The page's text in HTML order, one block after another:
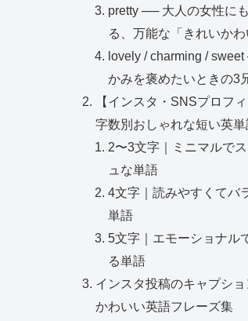
pretty ── 大人の女性に
る、万能な「きれいかわ
lovely / charming /
かみを褒めたいときの3
【インスタ・SNSプロフ
字数別おしゃれな短い英
2〜3文字｜ミニマルで
ュな単語
4文字｜読みやすくてバ
単語
5文字｜エモーショナル
る単語
インスタ投稿のキャプシ
かわいい英語フレーズ集